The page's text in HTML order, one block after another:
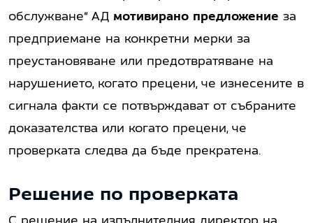
обслужване“ АД мотивирано предложение за
предприемане на конкретни мерки за
преустановяване или предотвратяване на
нарушението, когато прецени, че изнесените в
сигнала факти се потвърждават от събраните
доказателства или когато прецени, че
проверката следва да бъде прекратена.
Решение по проверката
С решение на изпълнителния директор на